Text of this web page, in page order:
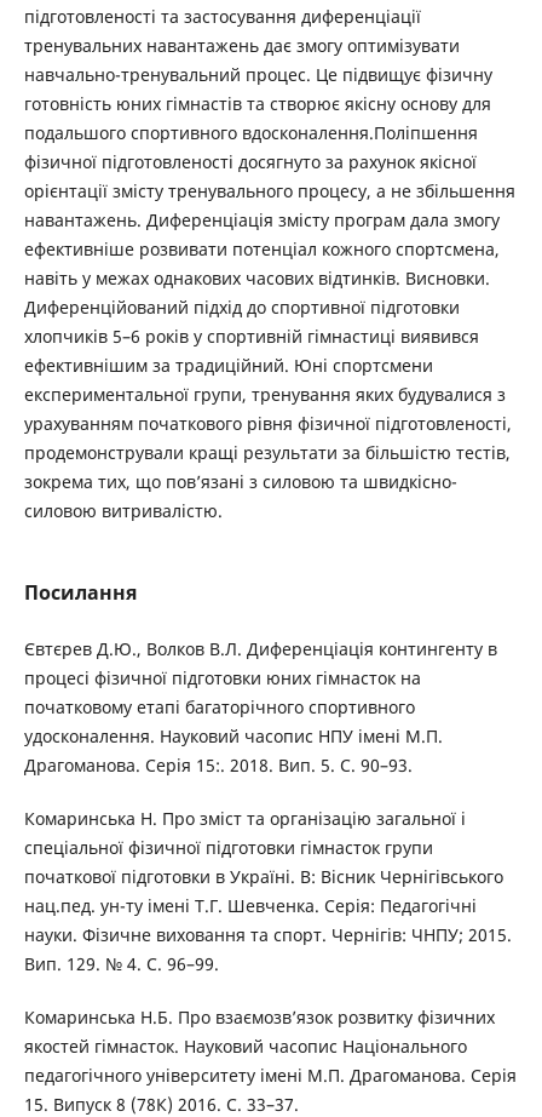
підготовленості та застосування диференціації
тренувальних навантажень дає змогу оптимізувати
навчально-тренувальний процес. Це підвищує фізичну
готовність юних гімнастів та створює якісну основу для
подальшого спортивного вдосконалення.Поліпшення
фізичної підготовленості досягнуто за рахунок якісної
орієнтації змісту тренувального процесу, а не збільшення
навантажень. Диференціація змісту програм дала змогу
ефективніше розвивати потенціал кожного спортсмена,
навіть у межах однакових часових відтинків. Висновки.
Диференційований підхід до спортивної підготовки
хлопчиків 5–6 років у спортивній гімнастиці виявився
ефективнішим за традиційний. Юні спортсмени
експериментальної групи, тренування яких будувалися з
урахуванням початкового рівня фізичної підготовленості,
продемонстрували кращі результати за більшістю тестів,
зокрема тих, що пов’язані з силовою та швидкісно-
силовою витривалістю.
Посилання
Євтєрев Д.Ю., Волков В.Л. Диференціація контингенту в
процесі фізичної підготовки юних гімнасток на
початковому етапі багаторічного спортивного
удосконалення. Науковий часопис НПУ імені М.П.
Драгоманова. Серія 15:. 2018. Вип. 5. С. 90–93.
Комаринська Н. Про зміст та організацію загальної і
спеціальної фізичної підготовки гімнасток групи
початкової підготовки в Україні. В: Вісник Чернігівського
нац.пед. ун-ту імені Т.Г. Шевченка. Серія: Педагогічні
науки. Фізичне виховання та спорт. Чернігів: ЧНПУ; 2015.
Вип. 129. № 4. С. 96–99.
Комаринська Н.Б. Про взаємозв’язок розвитку фізичних
якостей гімнасток. Науковий часопис Національного
педагогічного університету імені М.П. Драгоманова. Серія
15. Випуск 8 (78К) 2016. С. 33–37.